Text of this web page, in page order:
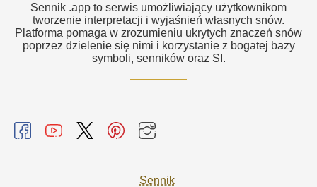
Sennik .app to serwis umożliwiający użytkownikom
tworzenie interpretacji i wyjaśnień własnych snów.
Platforma pomaga w zrozumieniu ukrytych znaczeń snów
poprzez dzielenie się nimi i korzystanie z bogatej bazy
symboli, senników oraz SI.
Sennik